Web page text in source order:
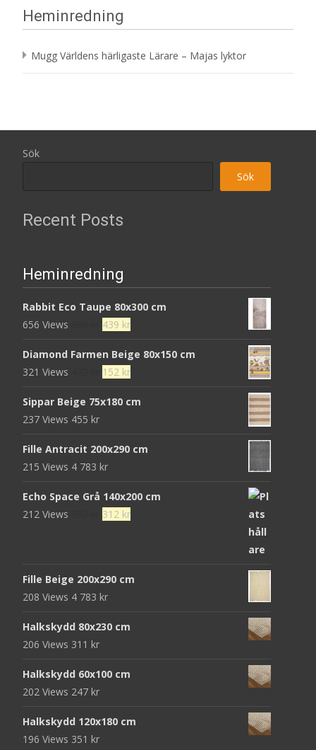
Heminredning
Mugg Världens härligaste Lärare – Majas lyktor
Sök
Sök
Recent Posts
Heminredning
Rabbit Eco Taupe 80x300 cm
656 Views
Det
priset
var:
439 krDet
priset
är:
Diamond Farmen Beige 80x150 cm
321 Views
Det
priset
152 krDet
priset
Sippar Beige 75x180 cm
237 Views 455 kr
Fille Antracit 200x290 cm
215 Views 4 783 kr
Echo Space Grå 140x200 cm
212 Views
Det
952 kr.
312 krDet
312 kr.
Fille Beige 200x290 cm
208 Views 4 783 kr
Halkskydd 80x230 cm
206 Views 311 kr
Halkskydd 60x100 cm
202 Views 247 kr
Halkskydd 120x180 cm
196 Views 351 kr